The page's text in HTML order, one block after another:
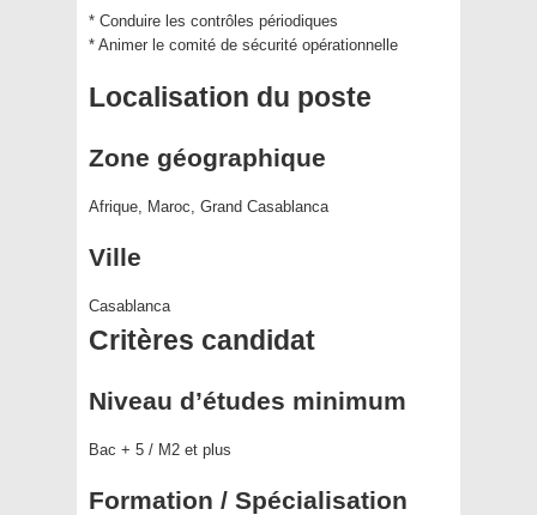
* Conduire les contrôles périodiques
* Animer le comité de sécurité opérationnelle
Localisation du poste
Zone géographique
Afrique, Maroc, Grand Casablanca
Ville
Casablanca
Critères candidat
Niveau d’études minimum
Bac + 5 / M2 et plus
Formation / Spécialisation